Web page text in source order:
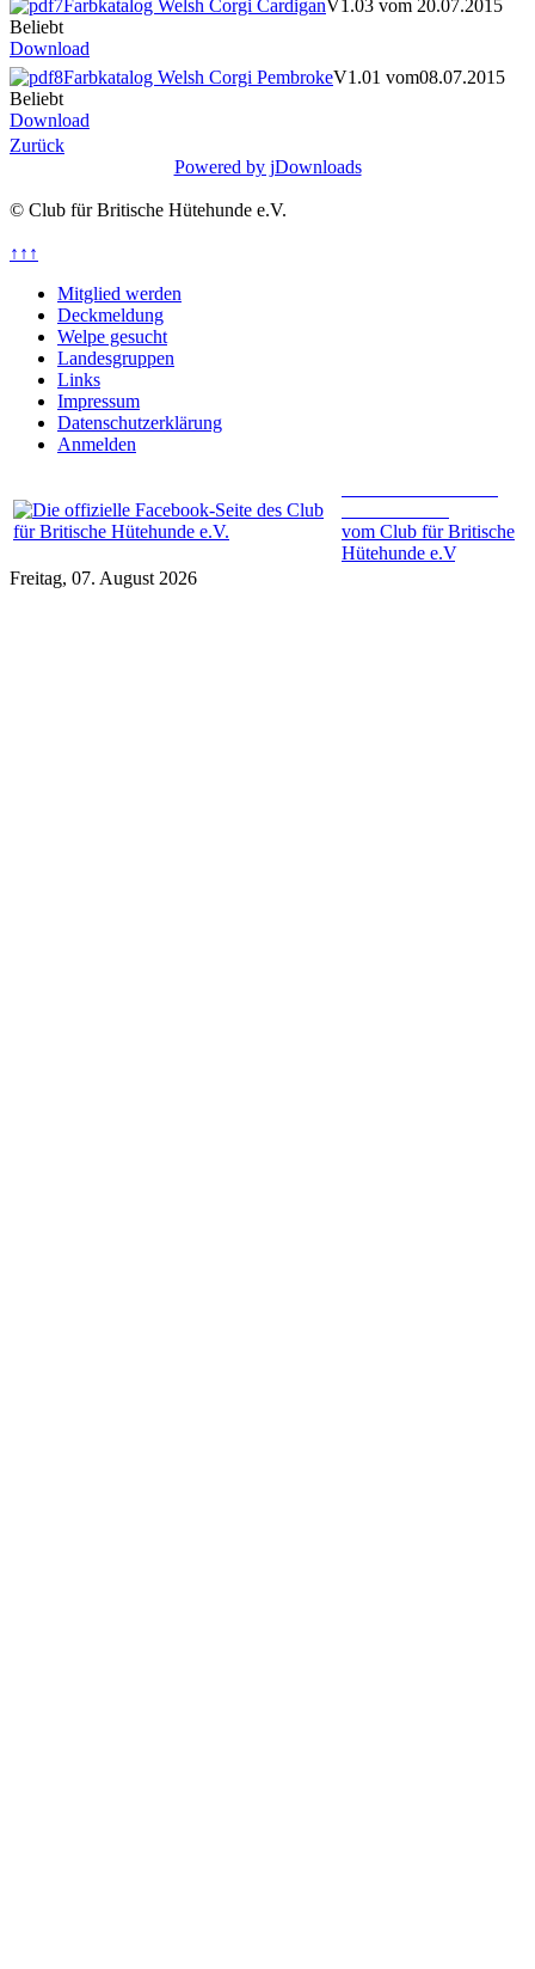
Farbkatalog Welsh Corgi CardiganV1.03 vom 20.07.2015
Beliebt
Download
Farbkatalog Welsh Corgi PembrokeV1.01 vom08.07.2015
Beliebt
Download
Zurück
Powered by jDownloads
© Club für Britische Hütehunde e.V.
↑↑↑
Mitglied werden
Deckmeldung
Welpe gesucht
Landesgruppen
Links
Impressum
Datenschutzerklärung
Anmelden
vom Club für Britische
Hütehunde e.V.
Freitag, 07. August 2026